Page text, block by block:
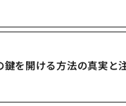
鍵を開ける方法の真実と